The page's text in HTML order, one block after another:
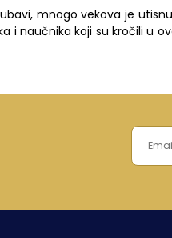
mnogo vekova je
i naučnika koji su kročili u